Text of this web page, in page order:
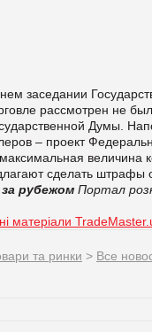
заседании
рассмотрен не
Думы.
– проект
величина
сделать штрафы
рубежом Портал
матеріали
та ринки > Все